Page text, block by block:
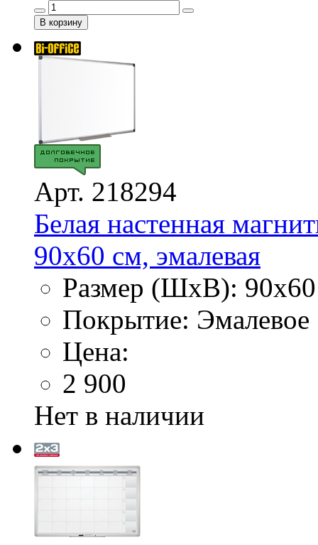
Арт. 218294
Белая настенная
90х60 см, эмалевая
Размер (ШхВ):
Покрытие: Эмалевое
Цена:
2 900
Нет в наличии